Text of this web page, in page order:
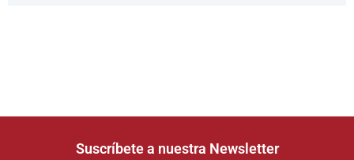
Suscríbete a nuestra Newsletter